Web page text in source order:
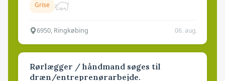
Grise
6950, Ringkøbing 06. aug.
Rørlægger / håndmand søges til
dræn/entreprenørarbejde.